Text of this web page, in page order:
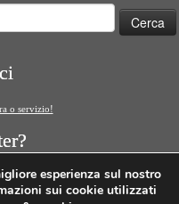
o servizio!
esperienza sul nostro
sui cookie utilizzati